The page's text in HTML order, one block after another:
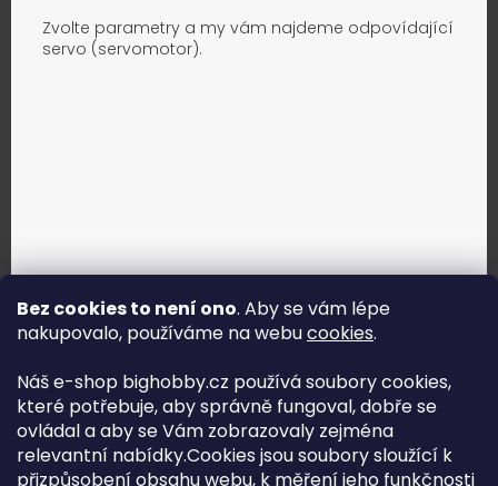
Bez cookies to není ono. Aby se vám lépe
nakupovalo, používáme na webucookies.
Náš e-shop bighobby.cz používá soubory cookies,
které potřebuje, aby správně fungoval, dobře se
ovládal a aby se Vám zobrazovaly zejména
relevantní nabídky.Cookies jsou soubory sloužící k
přizpůsobení obsahu webu, k měření jeho funkčnosti
Zvolte parametry a my vám najdeme odpovídající
servo (servomotor).
Jak vybrat správné servo?
Najít správné servo